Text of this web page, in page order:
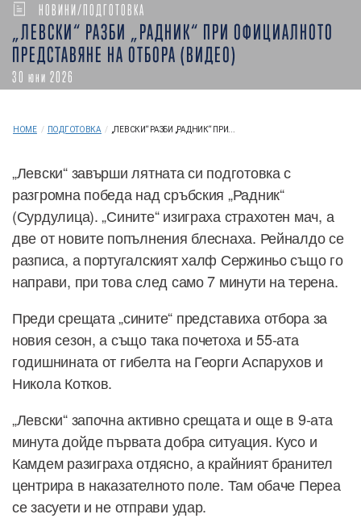
НОВИНИ/ПОДГОТОВКА
„ЛЕВСКИ“ РАЗБИ „РАДНИК“ ПРИ ОФИЦИАЛНОТО
ПРЕДСТАВЯНЕ НА ОТБОРА (ВИДЕО)
30 юни 2026
HOME / ПОДГОТОВКА / „ЛЕВСКИ“ РАЗБИ „РАДНИК“ ПРИ...
„Левски“ завърши лятната си подготовка с
разгромна победа над сръбския „Радник“
(Сурдулица). „Сините“ изиграха страхотен мач, а
две от новите попълнения блеснаха. Рейналдо се
разписа, а португалският халф Сержиньо също го
направи, при това след само 7 минути на терена.
Преди срещата „сините“ представиха отбора за
новия сезон, а също така почетоха и 55-ата
годишнината от гибелта на Георги Аспарухов и
Никола Котков.
„Левски“ започна активно срещата и още в 9-ата
минута дойде първата добра ситуация. Кусо и
Камдем разиграха отдясно, а крайният бранител
центрира в наказателното поле. Там обаче Переа
се засуети и не отправи удар.